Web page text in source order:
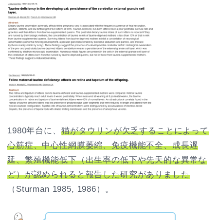
1980年台に、 猫がタウリンが欠乏することによって
心筋症、中心性網膜萎縮、免疫機能不全、成長遅
延、繁殖機能低下（出生率の低下や先天的な異常な
ど）が認められると報告した研究がありました
（Sturman 1985, 1986）。